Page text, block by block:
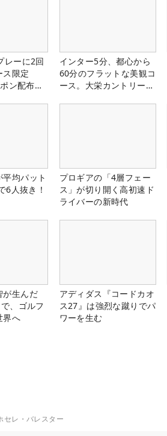
レーに2回
ス限定
ン配布
インター5分、都心から
60分のフラットな美観コ
ース。大栄カントリー俱
均パット
6人抜き！
プロギアの「4層フェー
ス」が切り開く高初速ド
ライバーの新時代
が生んだ
、ゴルフ
界へ
アディダス『コードカオ
ス27』は強烈な蹴りでパ
ワーを生む
セレ・バレスター